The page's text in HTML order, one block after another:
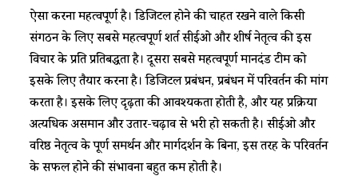
ऐसा करना महत्वपूर्ण है। डिजिटल होने की चाहत रखने वाले किसी
संगठन के लिए सबसे महत्वपूर्ण शर्त सीईओ और शीर्ष नेतृत्व की इस
विचार के प्रति प्रतिबद्धता है। दूसरा सबसे महत्वपूर्ण मानदंड टीम को
इसके लिए तैयार करना है। डिजिटल प्रबंधन, प्रबंधन में परिवर्तन की मांग
करता है। इसके लिए दृढ़ता की आवश्यकता होती है, और यह प्रक्रिया
अत्यधिक असमान और उतार-चढ़ाव से भरी हो सकती है। सीईओ और
वरिष्ठ नेतृत्व के पूर्ण समर्थन और मार्गदर्शन के बिना, इस तरह के परिवर्तन
के सफल होने की संभावना बहुत कम होती है।